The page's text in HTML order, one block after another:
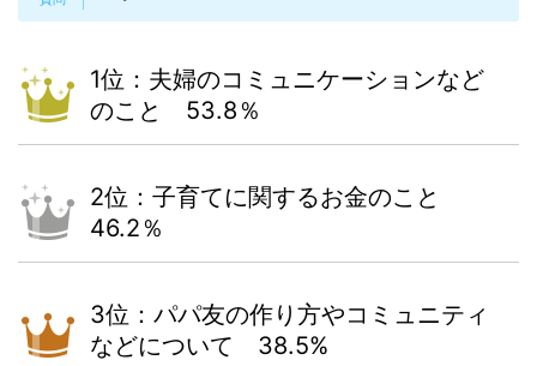
1位：夫婦のコミュニケーションなど
のこと 53.8％
2位：子育てに関するお金のこと
46.2％
3位：パパ友の作り方やコミュニティ
などについて 38.5%